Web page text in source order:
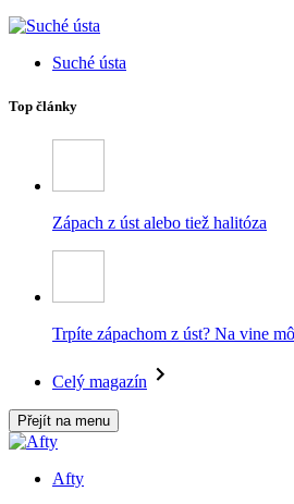
Suché ústa
Top články
Zápach z úst alebo tiež halitóza
Trpíte zápachom z úst? Na vine
Celý magazín
Přejít na menu
Afty